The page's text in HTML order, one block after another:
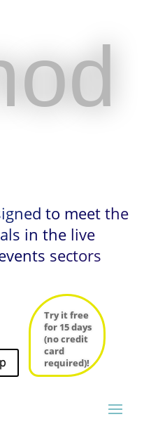
to meet the
in the live
sectors
Try it free
for 15 days
(no credit
card
required)!
to meet the
in the live
sectors
Try it free
for 15 days
(no credit
card
required)!